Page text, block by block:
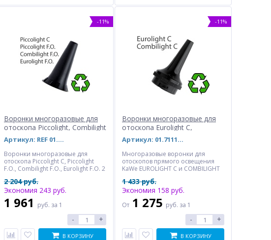
-11%
Воронки многоразовые для
отоскопа Piccolight, Combilight
F.O., Eurolight F.O.Артикул: REF 01.72214.001
Воронки многоразовые для
отоскопа Piccolight С, Piccolight
F.O., Combilight F.O., Eurolight F.O. 2
Отдельные воронки и наборы.
2 204 руб.
Экономия 243 руб.
1 961 руб. за 1
- +
В КОРЗИНУ
-11%
Воронки многоразовые для
отоскопа Eurolight C,
Combilight C
Артикул: 01.71111.002
Многоразовые воронки для
отоскопов прямого освещения
KaWe EUROLIGHT C и COMBILIGHT
мм. Отдельные воронки и
наборы.
1 433 руб.
Экономия 158 руб.
От 1 275 руб. за 1
- +
В КОРЗИНУ